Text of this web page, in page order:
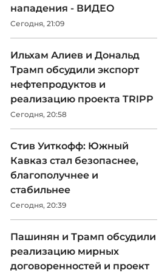
нападения - ВИДЕО
Сегодня, 21:09
Ильхам Алиев и Дональд
Трамп обсудили экспорт
нефтепродуктов и
реализацию проекта TRIPP
Сегодня, 20:58
Стив Уиткофф: Южный
Кавказ стал безопаснее,
благополучнее и
стабильнее
Сегодня, 20:39
Пашинян и Трамп обсудили
реализацию мирных
договоренностей и проект